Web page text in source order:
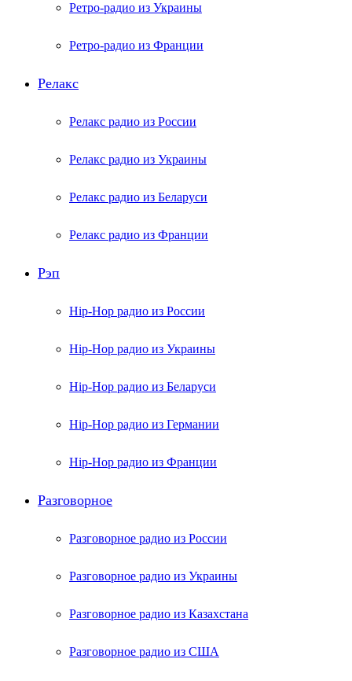
Ретро-радио из Украины
Ретро-радио из Франции
Релакс
Релакс радио из России
Релакс радио из Украины
Релакс радио из Беларуси
Релакс радио из Франции
Рэп
Hip-Hop радио из России
Hip-Hop радио из Украины
Hip-Hop радио из Беларуси
Hip-Hop радио из Германии
Hip-Hop радио из Франции
Разговорное
Разговорное радио из России
Разговорное радио из Украины
Разговорное радио из Казахстана
Разговорное радио из США